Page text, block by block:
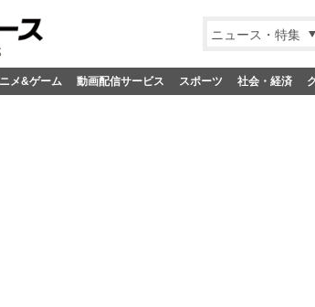
ニュース・特集
メ&ゲーム 動画配信サービス スポーツ 社会・経済